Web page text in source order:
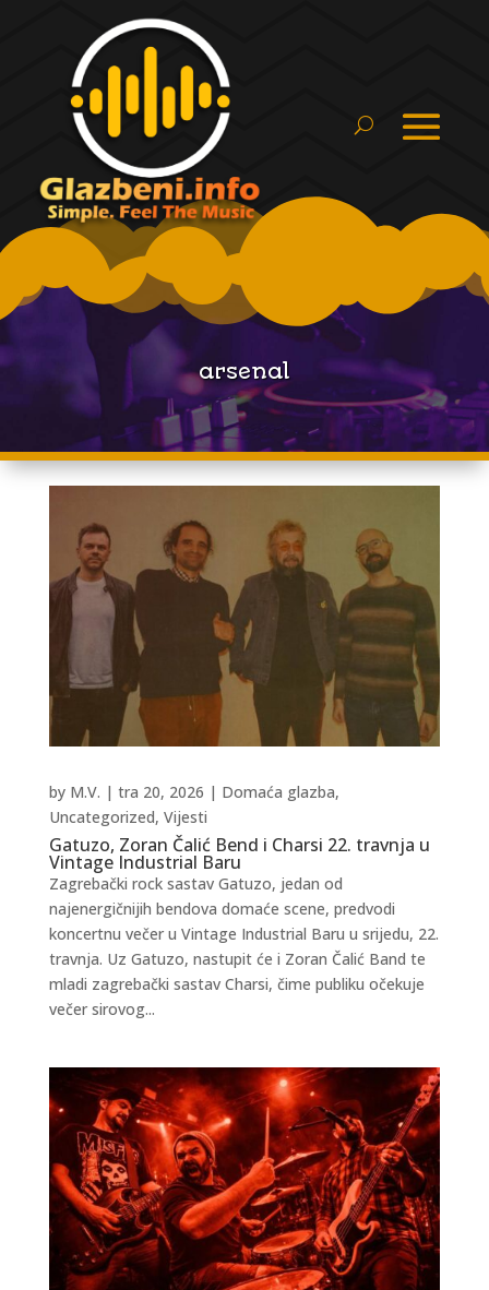
arsenal
Gatuzo, Zoran Čalić Bend i Charsi 22. travnja u
Vintage Industrial Baru
by M.V. | tra 20, 2026 | Domaća glazba,
Uncategorized, Vijesti
Zagrebački rock sastav Gatuzo, jedan od
najenergičnijih bendova domaće scene, predvodi
koncertnu večer u Vintage Industrial Baru u srijedu, 22.
travnja. Uz Gatuzo, nastupit će i Zoran Čalić Band te
mladi zagrebački sastav Charsi, čime publiku očekuje
večer sirovog...